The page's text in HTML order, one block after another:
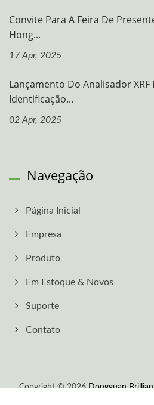
Convite Para A Feira De
Hong...
17 Apr, 2025
Lançamento Do Analisador
Identificação...
02 Apr, 2025
Navegação
Página Inicial
Empresa
Produto
Em Estoque & Novos
Suporte
Contato
Copyright © 2026Dongguan